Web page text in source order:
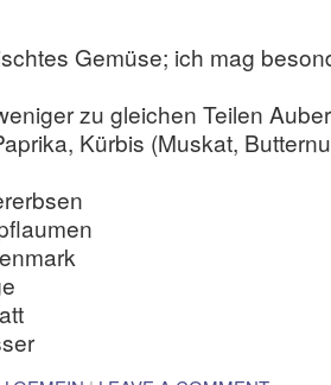
Gemüse; ich mag
zu gleichen Teilen
Kürbis (Muskat,